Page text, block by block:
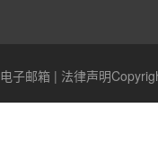
电子邮箱| 法律声明